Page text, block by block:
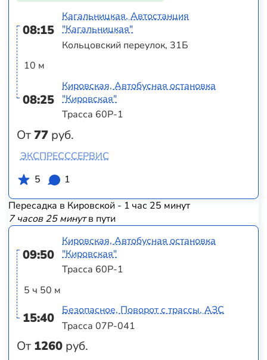
08:15
10 м
08:25
От77 руб.
Кагальницкая, Автостанция
"Кагальницкая"
Кольцовский переулок, 31Б
Кировская, Автобусная остановка
"Кировская"
Трасса 60Р-1
ЭКСПРЕСССЕРВИС
5
1
Пересадка в Кировской - 1 час 25 минут
7 часов 25 минутв пути
09:50
5 ч 50 м
15:40
От 1260 руб.
Кировская, Автобусная остановка
"Кировская"
Трасса 60Р-1
Безопасное, Поворот с трассы, АЗС
Трасса 07Р-041